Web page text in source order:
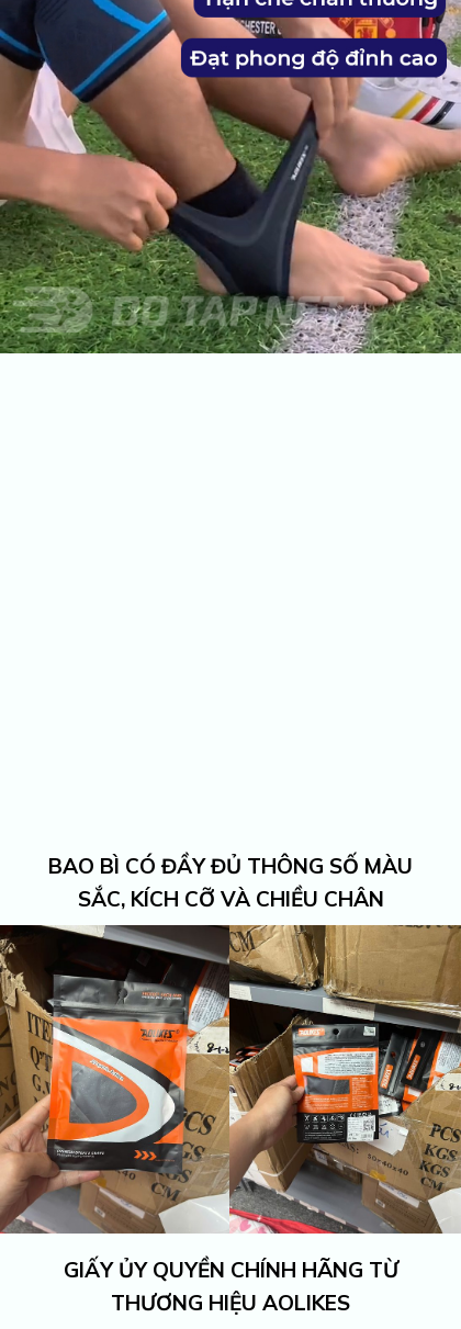
GIẤY ỦY QUYỀN CHÍNH HÃNG TỪ
THƯƠNG HIỆU AOLIKES
BAO BÌ CÓ ĐẦY ĐỦ THÔNG SỐ MÀU
SẮC, KÍCH CỠ VÀ CHIỀU CHÂN